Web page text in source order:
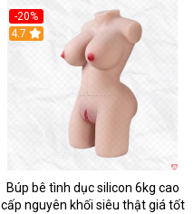
-20%
4.7
Búp bê tình dục silicon 6kg cao
cấp nguyên khối siêu thật giá tốt